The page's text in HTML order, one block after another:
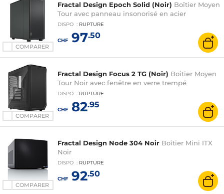
COMPARER
Fractal Design Epoch Solid (Noir) Boîtier Moyen
Tour avec panneau insonorisé en acier
DISPO : RUPTURE
CHF97.50
COMPARER
Fractal Design Focus 2 TG (Noir) Boîtier Moyen
Tour Noir avec fenêtre en verre trempé
DISPO : RUPTURE
CHF82.95
COMPARER
Fractal Design Node 304 Noir Boîtier Mini ITX
Noir
DISPO : RUPTURE
CHF92.50